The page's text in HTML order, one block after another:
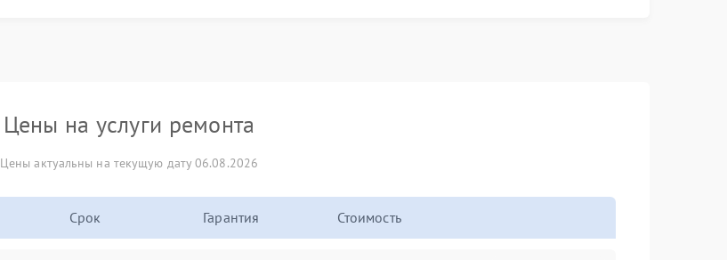
Цены на услуги ремонта
Цены актуальны на текущую дату 06.08.2026
Срок Гарантия Стоимость